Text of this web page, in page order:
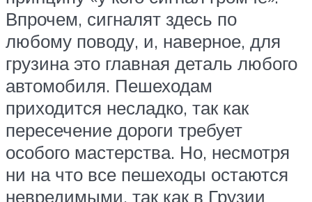
Впрочем, сигналят здесь по
любому поводу, и, наверное, для
грузина это главная деталь любого
автомобиля. Пешеходам
приходится несладко, так как
пересечение дороги требует
особого мастерства. Но, несмотря
ни на что все пешеходы остаются
невредимыми, так как в Грузии